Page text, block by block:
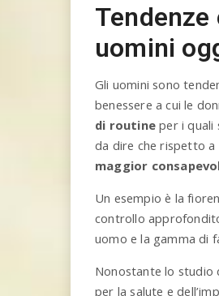
uomini
Gli uomini sono
benessere a cui le
di routine per i quali
da dire che rispetto a
maggior
Un esempio è la
controllo
uomo e la gamma di
Nonostante lo studio
per la salute e